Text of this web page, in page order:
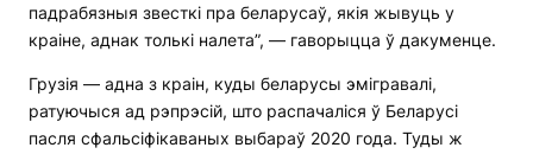
падрабязныя звесткі пра беларусаў, якія жывуць у
краіне, аднак толькі налета”, — гаворыцца ў дакуменце.
Грузія — адна з краін, куды беларусы эмігравалі,
ратуючыся ад рэпрэсій, што распачаліся ў Беларусі
пасля сфальсіфікаваных выбараў 2020 года. Туды ж